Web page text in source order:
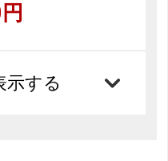
示する